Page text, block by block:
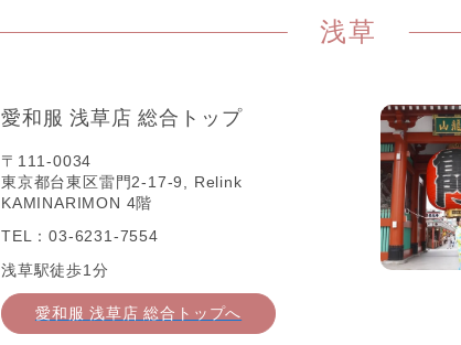
浅草
愛和服 浅草店 総合トップ
〒111-0034
東京都台東区雷門2-17-9, Relink
KAMINARIMON 4階
TEL：03-6231-7554
浅草駅徒歩1分
愛和服 浅草店 総合トップへ